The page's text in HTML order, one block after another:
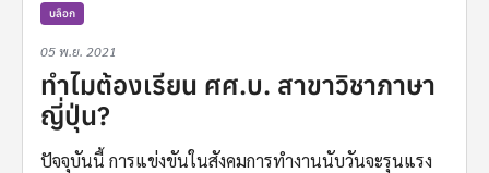
บล็อก
05 พ.ย. 2021
ทำไมต้องเรียน ศศ.บ. สาขาวิชาภาษา
ญี่ปุ่น?
ปัจจุบันนี้ การแข่งขันในสังคมการทำงานนับวันจะรุนแรง